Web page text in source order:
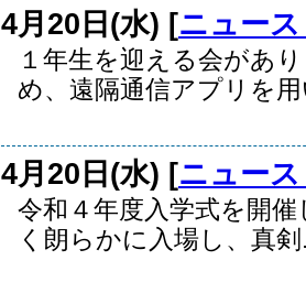
4月20日(水) [ニュー
１年生を迎える会があ
め、遠隔通信アプリを
4月20日(水) [ニュー
令和４年度入学式を開
く朗らかに入場し、真剣